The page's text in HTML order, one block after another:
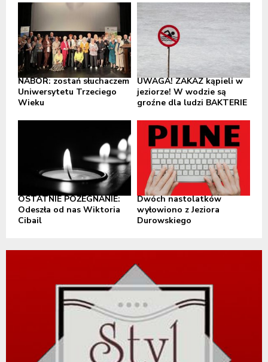
NABÓR: zostań słuchaczem
Uniwersytetu Trzeciego
Wieku
UWAGA! ZAKAZ kąpieli w
jeziorze! W wodzie są
groźne dla ludzi BAKTERIE
OSTATNIE POŻEGNANIE:
Odeszła od nas Wiktoria
Cibail
Dwóch nastolatków
wyłowiono z Jeziora
Durowskiego